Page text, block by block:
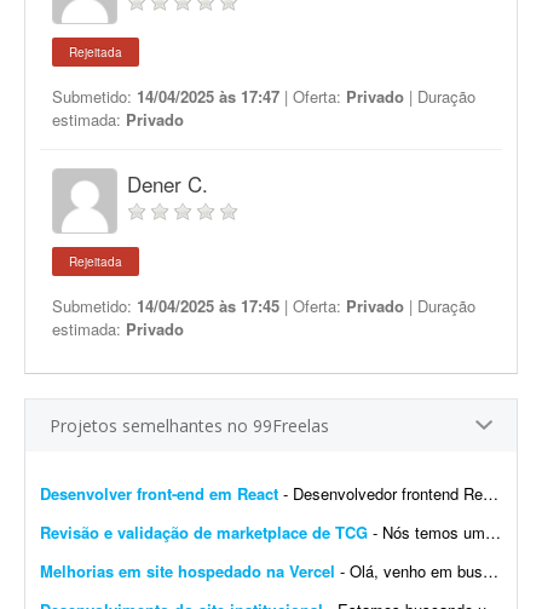
Rejeitada
Submetido: 14/04/2025 às 17:47 | Oferta: Privado | Duração
estimada: Privado
Dener C.
Rejeitada
Submetido: 14/04/2025 às 17:45 | Oferta: Privado | Duração
estimada: Privado
Projetos semelhantes no 99Freelas
Desenvolver front-end em React - Desenvolvedor frontend React com Tailwind CSS. Experiência na integração de APIs REST e autenticação por token (AWS Cognito é diferencial). O design j&aacut...
Revisão e validação de marketplace de TCG - Nós temos um site de marketplace de TCG (trading card game) chamado Capital Collectibles e gostaria de um programador front-end e back-end para nos ajudar a revisar a estrutura e validar a p...
Melhorias em site hospedado na Vercel - Olá, venho em busca de um profissional que entenda de Vercel. Gostaria de fazer alterações e melhorias no meu site. Já tenho muitas páginas que consigo editar, m...